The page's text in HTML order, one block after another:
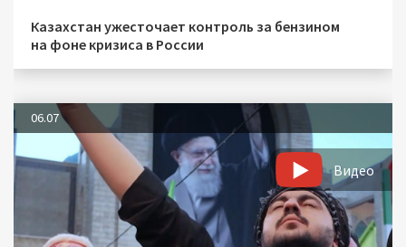
Казахстан ужесточает контроль за бензином
на фоне кризиса в России
06.07
Видео